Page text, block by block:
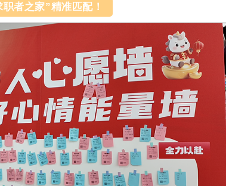
者之家”精准匹配！